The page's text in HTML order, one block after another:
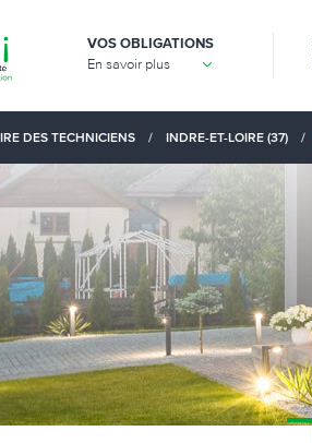
VOS OBLIGATIONS
En savoir plus
DES TECHNICIENS / INDRE-ET-LOIRE (37) /